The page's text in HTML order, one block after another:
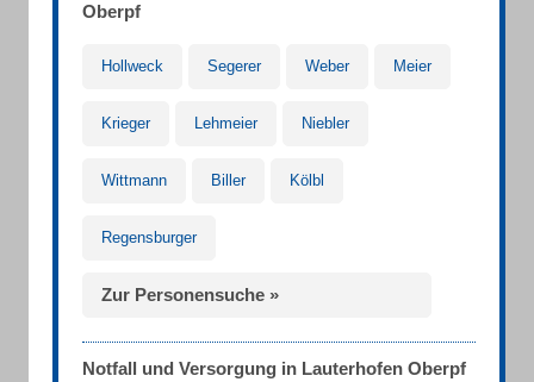
Oberpf
Hollweck Segerer Weber Meier
Krieger Lehmeier Niebler
Wittmann Biller Kölbl
Regensburger
Zur Personensuche »
Notfall und Versorgung in Lauterhofen Oberpf